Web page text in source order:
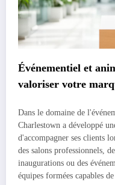
Événementiel et
valoriser votre
Dans le domaine de
Charlestown a développé
d'accompagner ses clients
des salons professionnels,
inaugurations ou des
équipes formées capables